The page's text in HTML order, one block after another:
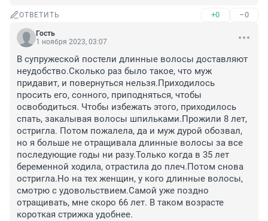
ОТВЕТИТЬ +0 –0
Гость
1 ноября 2023, 03:07
В супружеской постели длинные волосы доставляют
неудобство.Сколько раз было такое, что муж
придавит, и повернуться нельзя.Приходилось
просить его, сонного, приподняться, чтобы
освободиться. Чтобы избежать этого, приходилось
спать, закалывая волосы шпильками.Прожили 8 лет,
остригла. Потом пожалела, да и муж дурой обозвал,
но я больше не отращивала длинные волосы за все
последующие годы ни разу.Только когда в 35 лет
беременной ходила, отрастила до плеч.Потом снова
остригла.Но на тех женщин, у кого длинные волосы,
смотрю с удовольствием.Самой уже поздно
отращивать, мне скоро 66 лет. В таком возрасте
короткая стрижка удобнее.